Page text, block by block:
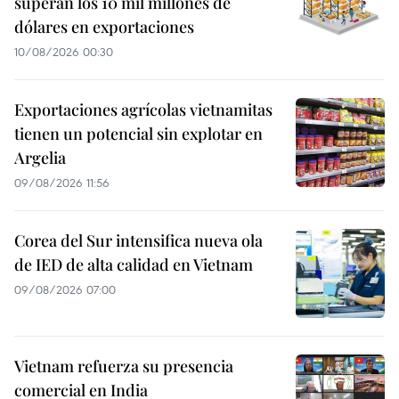
dólares en exportaciones
10/08/2026 00:30
Exportaciones agrícolas vietnamitas
tienen un potencial sin explotar en
Argelia
09/08/2026 11:56
Corea del Sur intensifica nueva ola
de IED de alta calidad en Vietnam
09/08/2026 07:00
Vietnam refuerza su presencia
comercial en India